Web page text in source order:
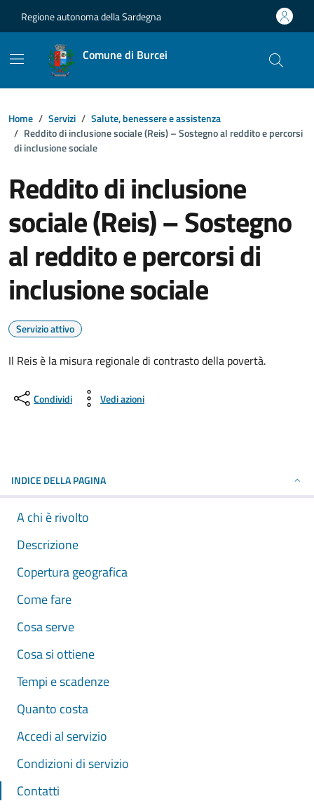
Regione autonoma della Sardegna
Comune di Burcei
Home Servizi
Salute, benessere e assistenza
Reddito di inclusione sociale (Reis) – Sostegno al reddito e percorsi
di inclusione sociale
Reddito di inclusione
sociale (Reis) – Sostegno
al reddito e percorsi di
inclusione sociale
Servizio attivo
Il Reis è la misura regionale di contrasto della povertà.
Condividi Vedi azioni
INDICE DELLA PAGINA
A chi è rivolto
Descrizione
Copertura geografica
Come fare
Cosa serve
Cosa si ottiene
Tempi e scadenze
Quanto costa
Accedi al servizio
Condizioni di servizio
Contatti